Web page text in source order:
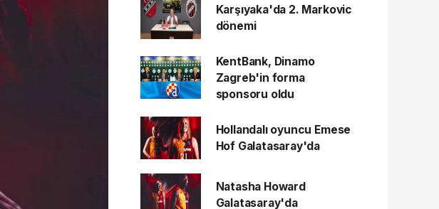
Karşıyaka'da 2. Markovic
dönemi
KentBank, Dinamo
Zagreb'in forma
sponsoru oldu
Hollandalı oyuncu Emese
Hof Galatasaray'da
Natasha Howard
Galatasaray'da